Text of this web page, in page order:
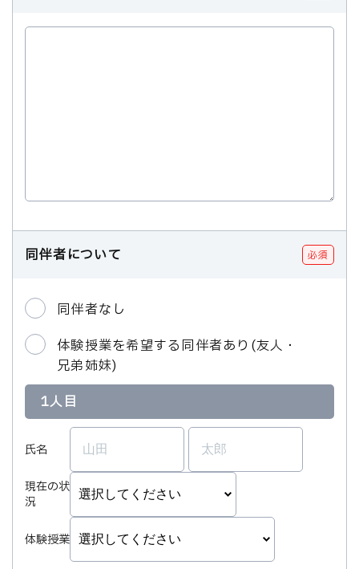
同伴者について 必須
同伴者なし
体験授業を希望する同伴者あり(友人・
兄弟姉妹)
1人目
氏名
現在の状
況
体験授業